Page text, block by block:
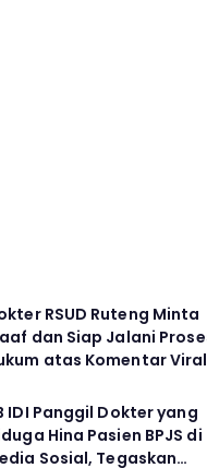
RSUD Ruteng Minta
dan Siap Jalani
atas Komentar Viral
IDI Panggil Dokter yang
Hina Pasien BPJS di
Sosial, Tegaskan